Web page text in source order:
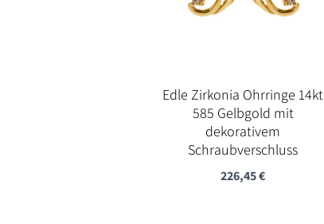
Edle Zirkonia Ohrringe 14kt
585 Gelbgold mit
dekorativem
Schraubverschluss
226,45€